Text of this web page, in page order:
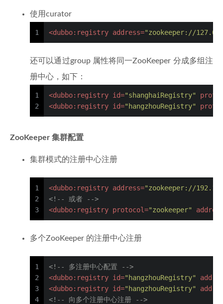
使用curator
1 <dubbo:registry address="zookeeper://
还可以通过group 属性将同一ZooKeeper 分成多组注
册中心，如下：
1
2
<dubbo:registry id="shanghaiRegistry"
<dubbo:registry id="hangzhouRegistry"
ZooKeeper 集群配置
集群模式的注册中心注册
1
2
3
<dubbo:registry address="zookeeper://
<!-- 或者 -->
<dubbo:registry protocol="zookeeper"
多个ZooKeeper 的注册中心注册
1
2
3
4
<!-- 多注册中心配置 -->
<dubbo:registry id="hangzhouRegistry"
<dubbo:registry id="hangzhouRegistry"
<!-- 向多个注册中心注册 -->